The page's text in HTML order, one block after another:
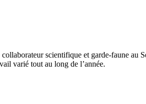
scientifique et garde-faune au
varié tout au long de l’année.